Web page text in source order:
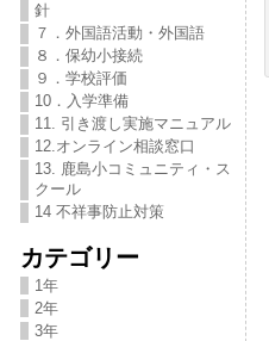
針
７．外国語活動・外国語
８．保幼小接続
９．学校評価
10．入学準備
11. 引き渡し実施マニュアル
12.オンライン相談窓口
13. 鹿島小コミュニティ・ス
クール
14 不祥事防止対策
カテゴリー
1年
2年
3年